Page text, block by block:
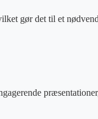
gør det til et